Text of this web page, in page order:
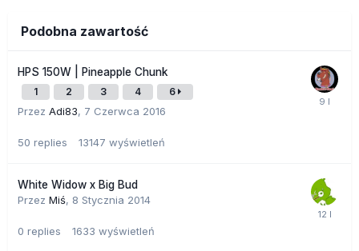
Podobna zawartość
HPS 150W | Pineapple Chunk
1 2 3 4 6
Przez Adi83, 7 Czerwca 2016
50 replies 13147 wyświetleń
White Widow x Big Bud
Przez Miś, 8 Stycznia 2014
0 replies 1633 wyświetleń